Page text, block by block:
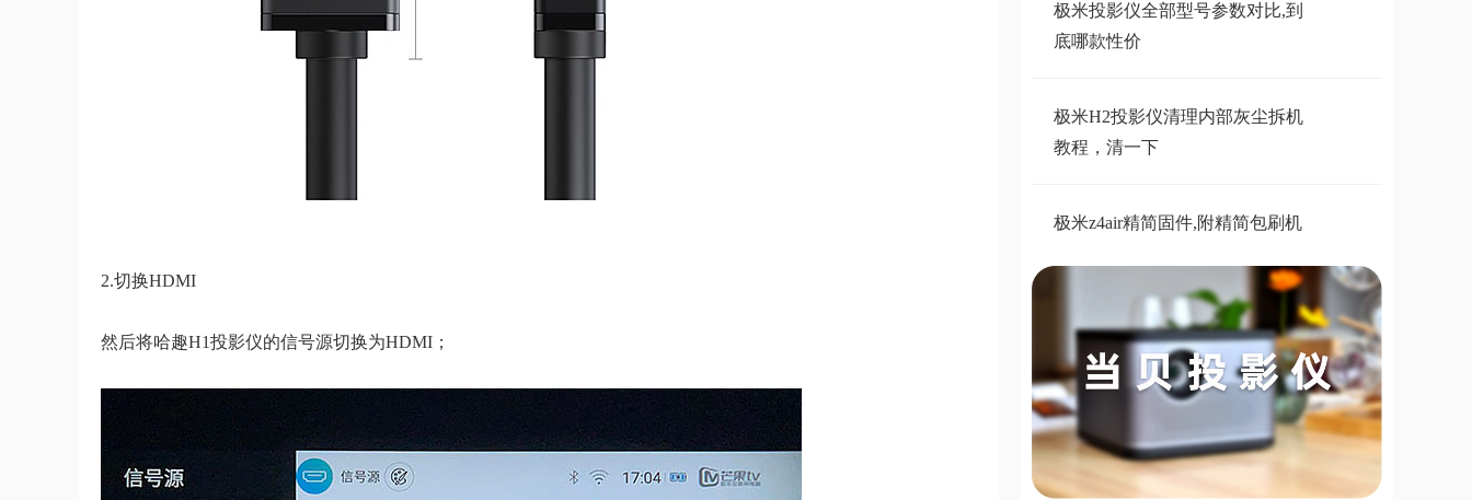
2.切换HDMI
然后将哈趣H1投影仪的信号源切换为HDMI；
极米投影仪全部型号参数对比,到
底哪款性价
极米H2投影仪清理内部灰尘拆机
教程，清一下
极米z4air精简固件,附精简包刷机
极米投影仪精简第三方刷机固件大
全
千万不要选哈趣